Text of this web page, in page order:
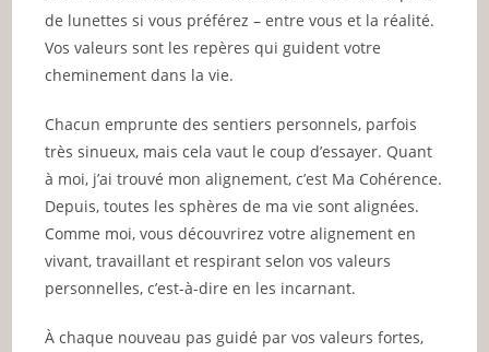
de lunettes si vous préférez – entre vous et la réalité.
Vos valeurs sont les repères qui guident votre
cheminement dans la vie.
Chacun emprunte des sentiers personnels, parfois
très sinueux, mais cela vaut le coup d’essayer. Quant
à moi, j’ai trouvé mon alignement, c’est Ma Cohérence.
Depuis, toutes les sphères de ma vie sont alignées.
Comme moi, vous découvrirez votre alignement en
vivant, travaillant et respirant selon vos valeurs
personnelles, c’est-à-dire en les incarnant.
À chaque nouveau pas guidé par vos valeurs fortes,